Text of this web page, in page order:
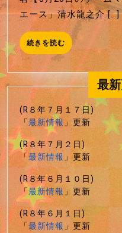
房
新
作
情
報
特
設
ペ
ー
ジ！
エース」清水龍之介 […]
続きを読む 続
き
読
む
最
(R８年７月１７日)
「最新情報」更新
(R８年７月２日)
「最新情報」更新
(R８年６月１０日)
「最新情報」更新
(R８年６月１日)
「最新情報」更新